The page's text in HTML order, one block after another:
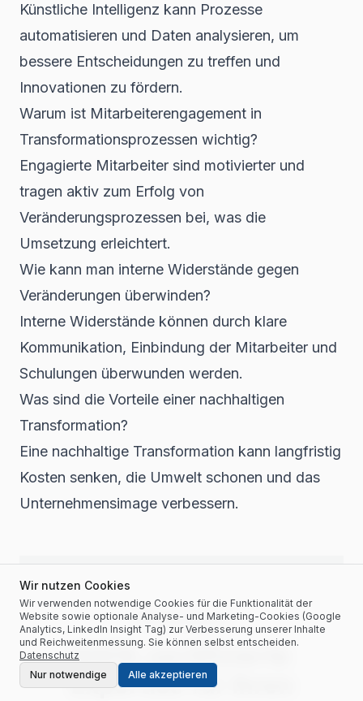
Künstliche Intelligenz kann Prozesse
automatisieren und Daten analysieren, um
bessere Entscheidungen zu treffen und
Innovationen zu fördern.
Warum ist Mitarbeiterengagement in
Transformationsprozessen wichtig?
Engagierte Mitarbeiter sind motivierter und
tragen aktiv zum Erfolg von
Veränderungsprozessen bei, was die
Umsetzung erleichtert.
Wie kann man interne Widerstände gegen
Veränderungen überwinden?
Interne Widerstände können durch klare
Kommunikation, Einbindung der Mitarbeiter und
Schulungen überwunden werden.
Was sind die Vorteile einer nachhaltigen
Transformation?
Eine nachhaltige Transformation kann langfristig
Kosten senken, die Umwelt schonen und das
Unternehmensimage verbessern.
Über den Berater
BAFA-zertifizierte
Expertise für Ihren
Wir nutzen Cookies
Wir verwenden notwendige Cookies für die Funktionalität der
Website sowie optionale Analyse- und Marketing-Cookies (Google
Analytics, LinkedIn Insight Tag) zur Verbesserung unserer Inhalte
und Reichweitenmessung. Sie können selbst entscheiden.
Datenschutz
Nur notwendige
Alle akzeptieren